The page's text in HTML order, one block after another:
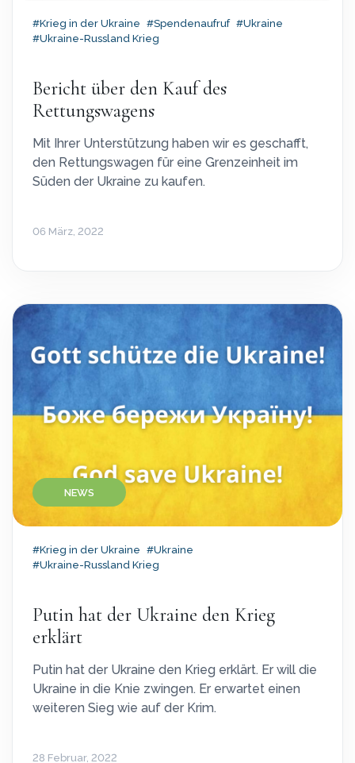
#Krieg in der Ukraine #Spendenaufruf #Ukraine
#Ukraine-Russland Krieg
Bericht über den Kauf des
Rettungswagens
Mit Ihrer Unterstützung haben wir es geschafft,
den Rettungswagen für eine Grenzeinheit im
Süden der Ukraine zu kaufen.
06 März, 2022
NEWS
#Krieg in der Ukraine #Ukraine
#Ukraine-Russland Krieg
Putin hat der Ukraine den Krieg
erklärt
Putin hat der Ukraine den Krieg erklärt. Er will die
Ukraine in die Knie zwingen. Er erwartet einen
weiteren Sieg wie auf der Krim.
28 Februar, 2022